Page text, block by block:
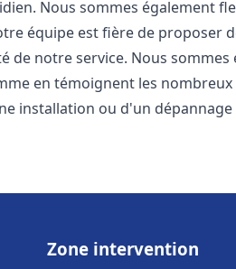
Nous sommes également
équipe est fière de proposer
de notre service. Nous
en témoignent les
installation ou d'un dépannage
Zone intervention